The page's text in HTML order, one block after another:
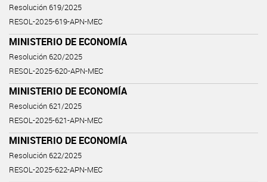
Resolución 619/2025
RESOL-2025-619-APN-MEC
MINISTERIO DE ECONOMÍA
Resolución 620/2025
RESOL-2025-620-APN-MEC
MINISTERIO DE ECONOMÍA
Resolución 621/2025
RESOL-2025-621-APN-MEC
MINISTERIO DE ECONOMÍA
Resolución 622/2025
RESOL-2025-622-APN-MEC